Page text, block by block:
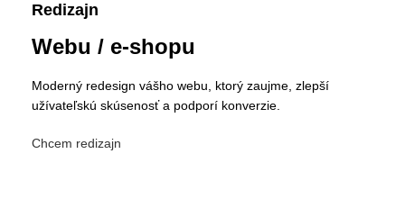
Redizajn
Webu / e-shopu
Moderný redesign vášho webu, ktorý zaujme, zlepší
užívateľskú skúsenosť a podporí konverzie.
Chcem redizajn